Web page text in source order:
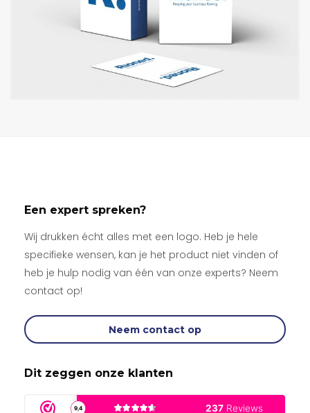
Een expert spreken?
Wij drukken écht alles met een logo. Heb je hele
specifieke wensen, kan je het product niet vinden of
heb je hulp nodig van één van onze experts? Neem
contact op!
Neem contact op
Dit zeggen onze klanten